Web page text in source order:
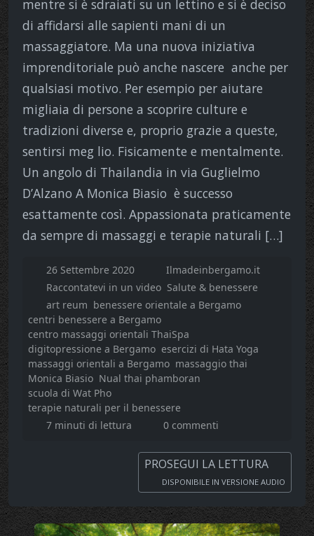
mentre si è sdraiati su un lettino e si è deciso
di affidarsi alle sapienti mani di un
massaggiatore. Ma una nuova iniziativa
imprenditoriale può anche nascere anche per
qualsiasi motivo. Per esempio per aiutare
migliaia di persone a scoprire culture e
tradizioni diverse e, proprio grazie a queste,
sentirsi meg lio. Fisicamente e mentalmente.
Un angolo di Thailandia in via Guglielmo
D’Alzano A Monica Biasio è successo
esattamente così. Appassionata praticamente
da sempre di massaggi e terapie naturali […]
26 Settembre 2020
Ilmadeinbergamo.it
Raccontatevi in un video Salute & benessere
art reum benessere orientale a Bergamo
centri benessere a Bergamo
centro massaggi orientali ThaiSpa
digitopressione a Bergamo esercizi di Hata Yoga
massaggi orientali a Bergamo massaggio thai
Monica Biasio Nual thai phamboran
scuola di Wat Pho
terapie naturali per il benessere
7 minuti di lettura
0 commenti
PROSEGUI LA LETTURA
DISPONIBILE IN VERSIONE AUDIO